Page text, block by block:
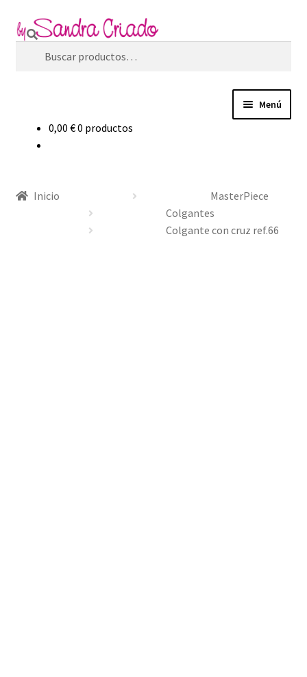
Ir
a
Ir
al
contenido
Buscar
Menú
0,00 €0 productos
Inicio
MasterPiece
Colgantes
Colgante con cruz ref.66